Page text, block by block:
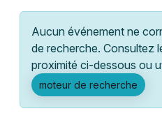
Grands événements
Activité & Expérience
Manifestations
Foires & salons
Lille
Lyon
Marseille
Mulhouse
Aucun événement ne
de recherche. Consultez
proximité ci-dessous ou
moteur de recherche
Aujourd'hui
Demain Ce